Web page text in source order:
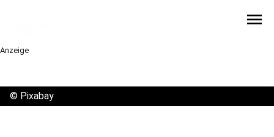
menu
Anzeige
© Pixabay